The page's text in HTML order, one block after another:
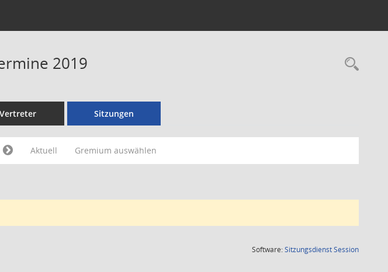
2019
Vertreter Sitzungen
Aktuell Gremium auswählen
Software:SitzungsdienstSession(Wird in